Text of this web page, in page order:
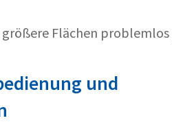
größere Flächen
und